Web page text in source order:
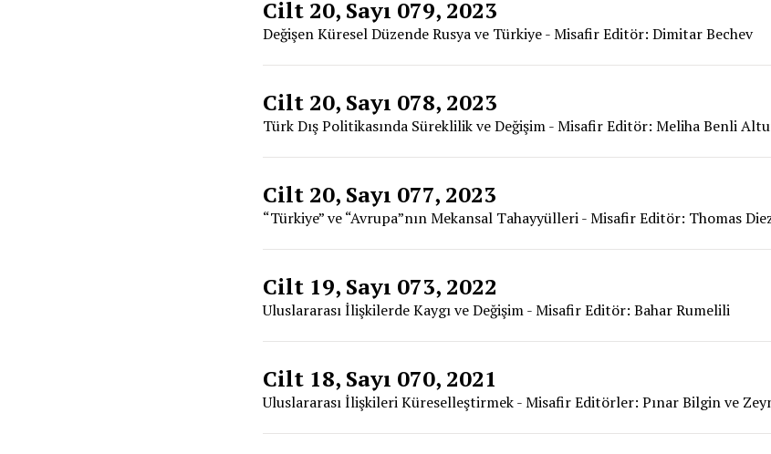
Cilt 20, Sayı 079, 2023
Değişen Küresel Düzende Rusya ve Türkiye - Misafir Editör: Dimitar Bechev
Cilt 20, Sayı 078, 2023
Türk Dış Politikasında Süreklilik ve Değişim - Misafir Editör: Meliha Benli
Cilt 20, Sayı 077, 2023
“Türkiye” ve “Avrupa”nın Mekansal Tahayyülleri - Misafir Editör: Thomas
Cilt 19, Sayı 073, 2022
Uluslararası İlişkilerde Kaygı ve Değişim - Misafir Editör: Bahar Rumelili
Cilt 18, Sayı 070, 2021
Uluslararası İlişkileri Küreselleştirmek - Misafir Editörler: Pınar Bilgin ve